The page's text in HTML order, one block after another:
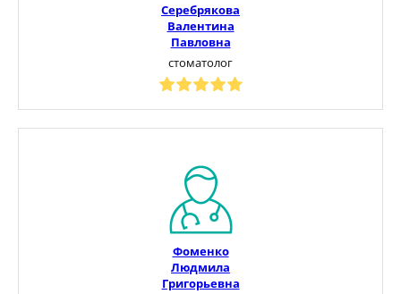
Серебрякова
Валентина
Павловна
стоматолог
Фоменко
Людмила
Григорьевна